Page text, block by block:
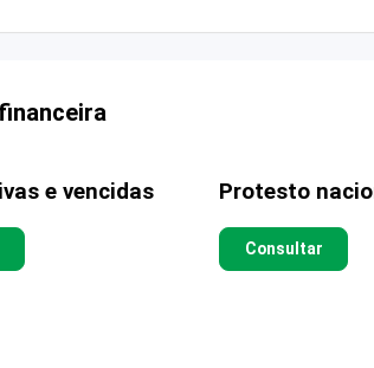
e vencidas Protesto
Consultar